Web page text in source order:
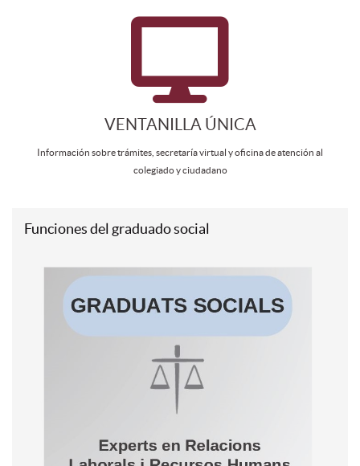
VENTANILLA ÚNICA
Información sobre trámites, secretaría virtual y oficina de atención al
colegiado y ciudadano
Funciones del graduado social